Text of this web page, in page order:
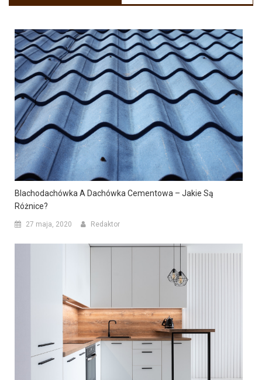
Blachodachówka A Dachówka Cementowa – Jakie Są
Różnice?
27 maja, 2020 Redaktor